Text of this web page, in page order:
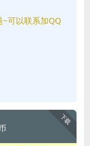
可以联系加QQ
下载